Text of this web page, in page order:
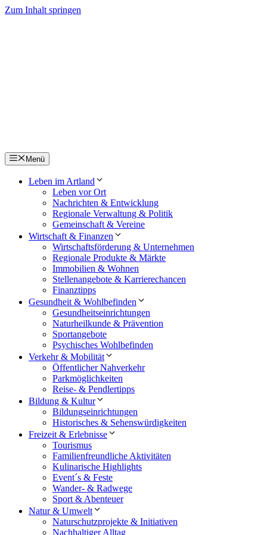
Zum Inhalt springen
Menü
Leben im Artland
Leben vor Ort
Nachrichten & Entwicklung
Regionale Verwaltung & Politik
Gemeinschaft & Vereine
Wirtschaft & Finanzen
Wirtschaftsförderung & Unternehmen
Regionale Produkte & Märkte
Immobilien & Wohnen
Stellenangebote & Karrierechancen
Finanztipps
Gesundheit & Wohlbefinden
Gesundheitseinrichtungen
Naturheilkunde & Prävention
Sportangebote
Psychisches Wohlbefinden
Verkehr & Mobilität
Öffentlicher Nahverkehr
Parkmöglichkeiten
Reise- & Pendlertipps
Bildung & Kultur
Bildungseinrichtungen
Historisches & Sehenswürdigkeiten
Freizeit & Erlebnisse
Tourismus
Familienfreundliche Aktivitäten
Kulinarische Highlights
Event´s & Feste
Wander- & Radwege
Sport & Abenteuer
Natur & Umwelt
Naturschutzprojekte & Initiativen
Nachhaltiger Alltag